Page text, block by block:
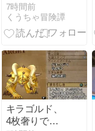
ョン8.4で完結
予定です
7時間前
くうちゃ冒険譚
キラゴルド、
4枚奢りで参